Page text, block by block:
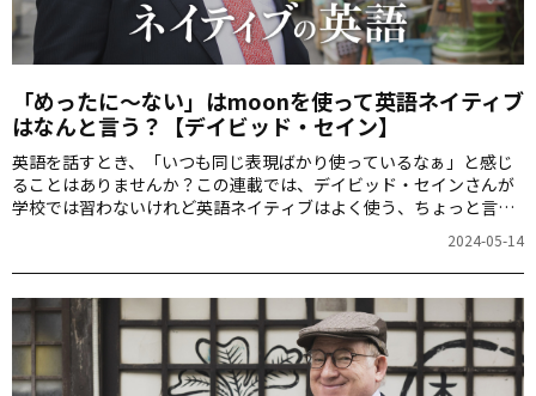
「めったに～ない」はmoonを使って英語ネイティブ
はなんと言う？【デイビッド・セイン】
英語を話すとき、「いつも同じ表現ばかり使っているなぁ」と感じ
ることはありませんか？この連載では、デイビッド・セインさんが
学校では習わないけれど英語ネイティブはよく使う、ちょっと言っ
2024-05-14